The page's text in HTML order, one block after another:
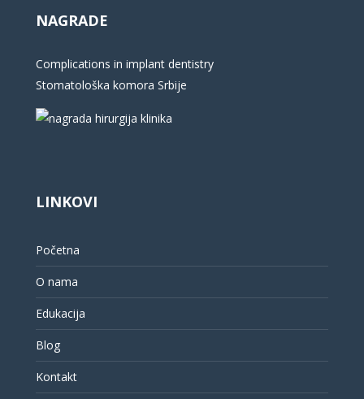
NAGRADE
Complications in implant dentistry
Stomatološka komora Srbije
LINKOVI
Početna
O nama
Edukacija
Blog
Kontakt